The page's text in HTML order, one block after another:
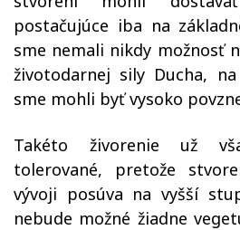
postačujúce iba na
sme nemali nikdy možnosť
životodarnej sily Ducha,
sme mohli byť vysoko
Takéto živorenie už
tolerované, pretože
vývoji posúva na vyšší
nebude možné žiadne